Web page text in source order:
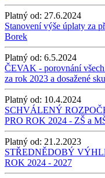
Platný od: 27.6.2024
Stanovení výše úplaty za
Borek
Platný od: 6.5.2024
ČEVAK - porovnání
za rok 2023 a dosažené
Platný od: 10.4.2024
SCHVÁLENÝ
PRO ROK 2024 - ZŠ a
Platný od: 21.2.2023
STŘEDNĚDOBÝ
ROK 2024 - 2027